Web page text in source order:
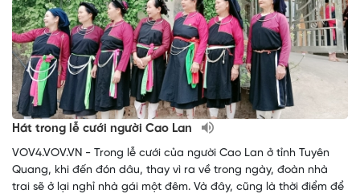
Hát trong lễ cưới người Cao Lan
VOV4.VOV.VN - Trong lễ cưới của người Cao Lan ở tỉnh Tuyên
Quang, khi đến đón dâu, thay vì ra về trong ngày, đoàn nhà
trai sẽ ở lại nghỉ nhà gái một đêm. Và đây, cũng là thời điểm để